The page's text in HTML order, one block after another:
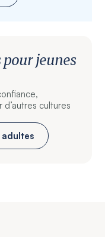
jeunes
cultures
adultes